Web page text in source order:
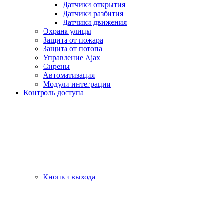
Датчики открытия
Датчики разбития
Датчики движения
Охрана улицы
Защита от пожара
Защита от потопа
Управление Ajax
Сирены
Автоматизация
Модули интеграции
Контроль доступа
Кнопки выхода